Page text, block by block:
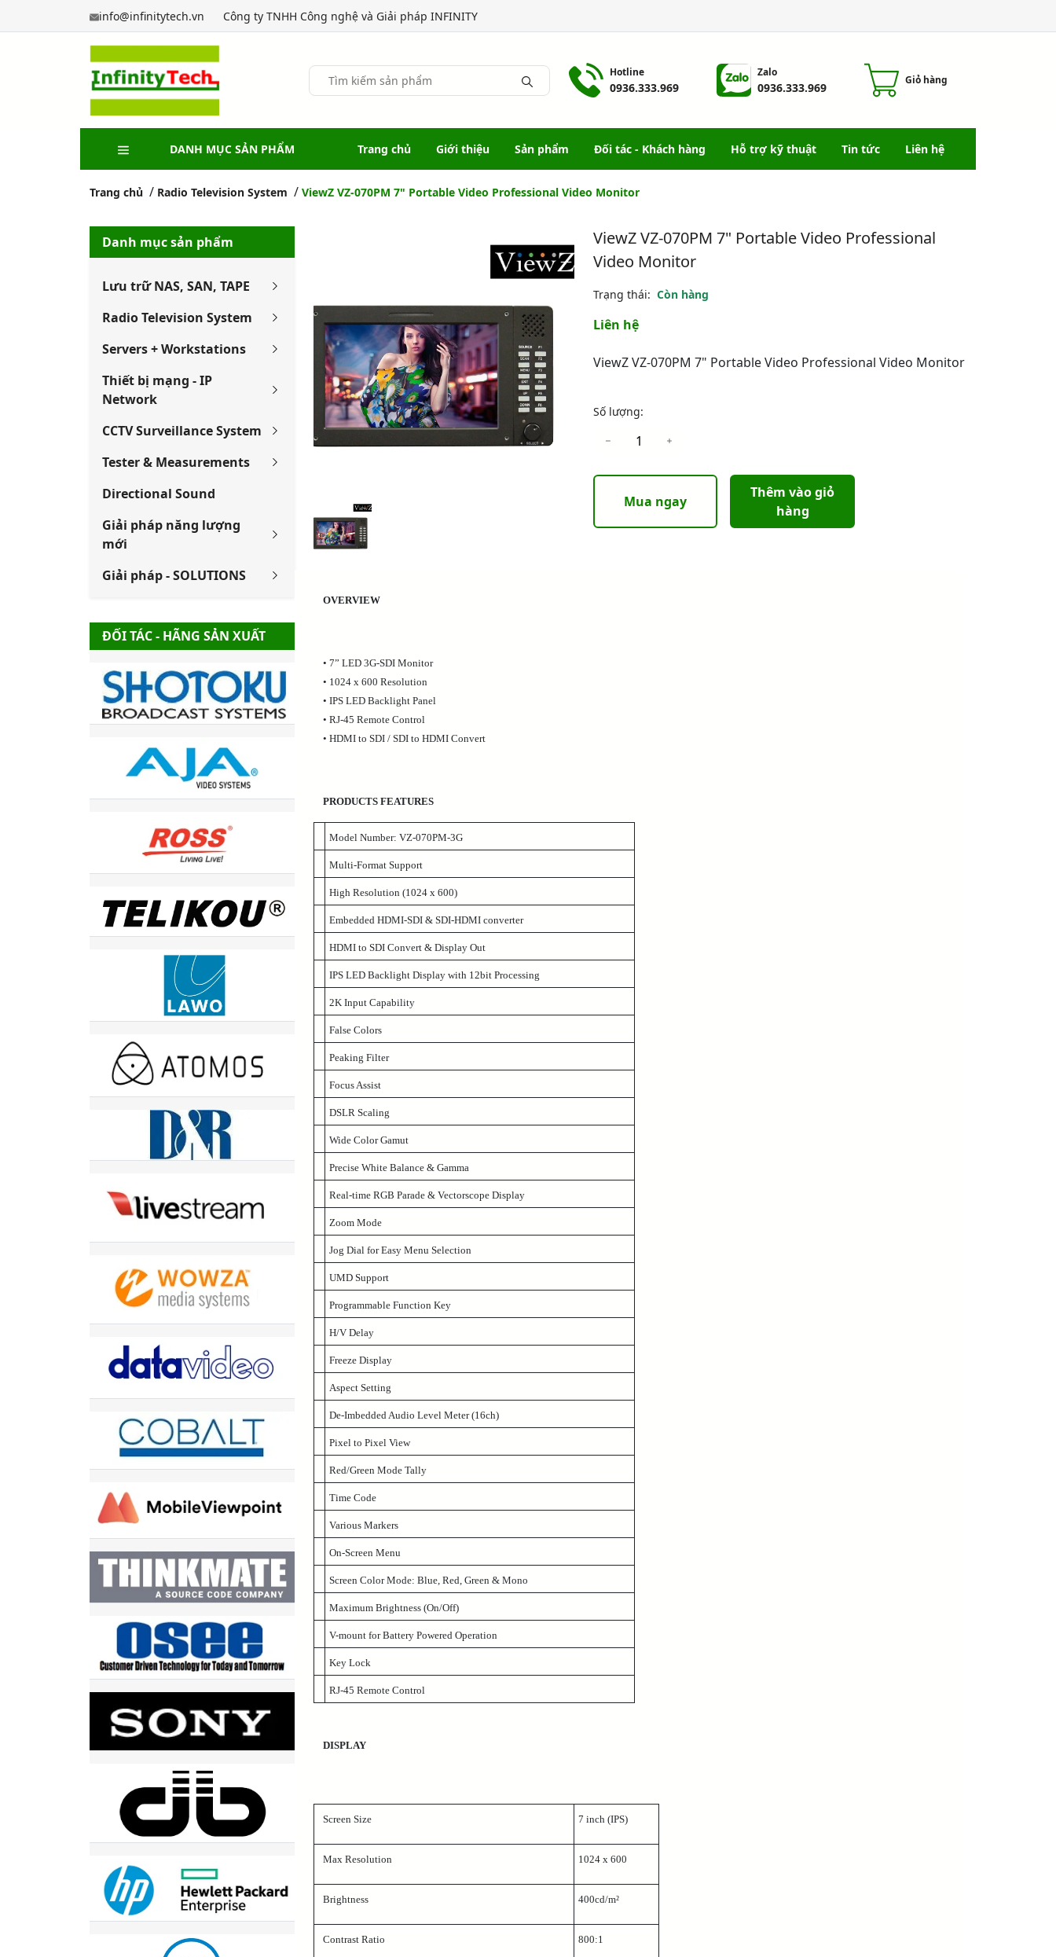
info@infinitytech.vn Công ty TNHH Công nghệ và Giải pháp INFINITY
Hotline
0936.333.969
Zalo
0936.333.969 Giỏ hàng
DANH MỤC SẢN PHẨM Trang chủ Giới thiệu Sản phẩm Đối tác - Khách hàng Hỗ trợ kỹ thuật Tin tức Liên hệ
Trang chủ Radio Television System ViewZ VZ-070PM 7" Portable Video Professional Video Monitor
Danh mục sản phẩm
Lưu trữ NAS, SAN, TAPE
Radio Television System
Servers + Workstations
Thiết bị mạng - IP
Network
CCTV Surveillance System
Tester & Measurements
Directional Sound
Giải pháp năng lượng
mới
Giải pháp - SOLUTIONS
ĐỐI TÁC - HÃNG SẢN XUẤT
ViewZ VZ-070PM 7" Portable Video Professional
Video Monitor
Trạng thái: Còn hàng
Liên hệ
ViewZ VZ-070PM 7" Portable Video Professional Video Monitor
Số lượng:
Mua ngay
Thêm vào giỏ
hàng
OVERVIEW
• 7” LED 3G-SDI Monitor
• 1024 x 600 Resolution
• IPS LED Backlight Panel
• RJ-45 Remote Control
• HDMI to SDI / SDI to HDMI Convert
PRODUCTS FEATURES
Model Number: VZ-070PM-3G
Multi-Format Support
High Resolution (1024 x 600)
Embedded HDMI-SDI & SDI-HDMI converter
HDMI to SDI Convert & Display Out
IPS LED Backlight Display with 12bit Processing
2K Input Capability
False Colors
Peaking Filter
Focus Assist
DSLR Scaling
Wide Color Gamut
Precise White Balance & Gamma
Real-time RGB Parade & Vectorscope Display
Zoom Mode
Jog Dial for Easy Menu Selection
UMD Support
Programmable Function Key
H/V Delay
Freeze Display
Aspect Setting
De-Imbedded Audio Level Meter (16ch)
Pixel to Pixel View
Red/Green Mode Tally
Time Code
Various Markers
On-Screen Menu
Screen Color Mode: Blue, Red, Green & Mono
Maximum Brightness (On/Off)
V-mount for Battery Powered Operation
Key Lock
RJ-45 Remote Control
DISPLAY
Screen Size 7 inch (IPS)
Max Resolution 1024 x 600
Brightness 400cd/m²
Contrast Ratio 800:1